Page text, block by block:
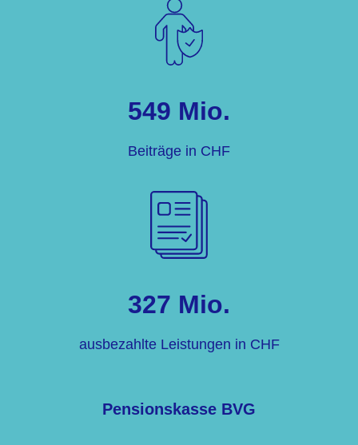
549 Mio.
Beiträge in CHF
327 Mio.
ausbezahlte Leistungen in CHF
Pensionskasse BVG